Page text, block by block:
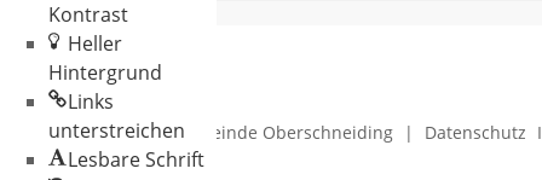
© 2026 Gemeinde Oberschneiding | Datenschutz
Kontrast
Heller
Hintergrund
Links
unterstreichen
Lesbare Schrift